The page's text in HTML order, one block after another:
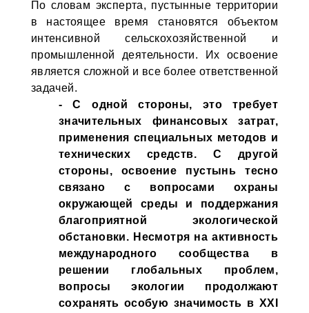
По словам эксперта, пустынные территории
в настоящее время становятся объектом
интенсивной сельскохозяйственной и
промышленной деятельности. Их освоение
является сложной и все более ответственной
задачей.
- С одной стороны, это требует
значительных финансовых затрат,
применения специальных методов и
технических средств. С другой
стороны, освоение пустынь тесно
связано с вопросами охраны
окружающей среды и поддержания
благоприятной экологической
обстановки. Несмотря на активность
международного сообщества в
решении глобальных проблем,
вопросы экологии продолжают
сохранять особую значимость в XXI